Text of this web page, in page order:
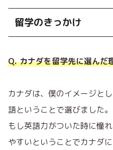
留学のきっかけ
Q. カナダを留学先に選んだ
カナダは、僕のイメージと
語ということで選びました
もし英語力がついた時に憧
やすいということでカナダに